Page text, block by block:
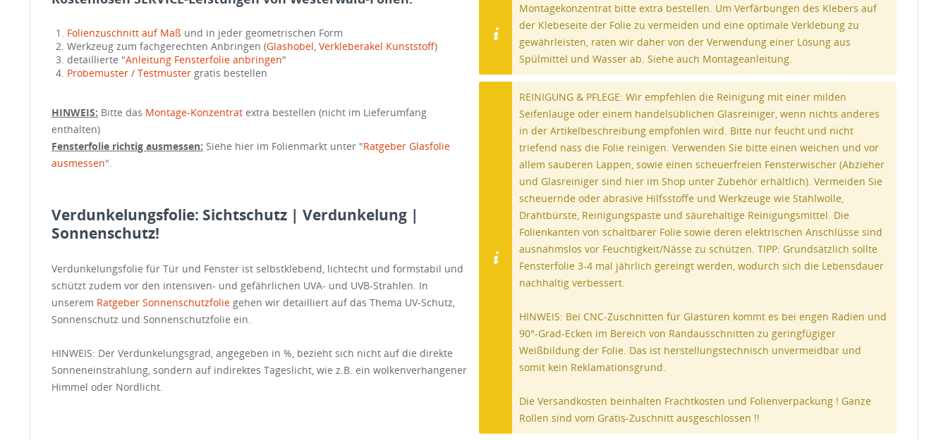
Folienzuschnitt auf Maß und in jeder geometrischen Form
Werkzeug zum fachgerechten Anbringen (Glashobel, Verkleberakel Kunststoff)
detaillierte "Anleitung Fensterfolie anbringen"
Probemuster / Testmuster gratis bestellen
HINWEIS: Bitte das Montage-Konzentrat extra bestellen (nicht im Lieferumfang
enthalten)
Fensterfolie richtig ausmessen: Siehe hier im Folienmarkt unter "Ratgeber Glasfolie
ausmessen".
Verdunkelungsfolie: Sichtschutz | Verdunkelung |
Sonnenschutz!
Verdunkelungsfolie für Tür und Fenster ist selbstklebend, lichtecht und formstabil und
schützt zudem vor den intensiven- und gefährlichen UVA- und UVB-Strahlen. In
unserem Ratgeber Sonnenschutzfolie gehen wir detailliert auf das Thema UV-Schutz,
Sonnenschutz und Sonnenschutzfolie ein.
HINWEIS: Der Verdunkelungsgrad, angegeben in %, bezieht sich nicht auf die direkte
Sonneneinstrahlung, sondern auf indirektes Tageslicht, wie z.B. ein wolkenverhangener
Himmel oder Nordlicht.
Montagekonzentrat bitte extra bestellen. Um Verfärbungen des Klebers auf
der Klebeseite der Folie zu vermeiden und eine optimale Verklebung zu
gewährleisten, raten wir daher von der Verwendung einer Lösung aus
Spülmittel und Wasser ab. Siehe auch Montageanleitung.
REINIGUNG & PFLEGE: Wir empfehlen die Reinigung mit einer milden
Seifenlauge oder einem handelsüblichen Glasreiniger, wenn nichts anderes
in der Artikelbeschreibung empfohlen wird. Bitte nur feucht und nicht
triefend nass die Folie reinigen. Verwenden Sie bitte einen weichen und vor
allem sauberen Lappen, sowie einen scheuerfreien Fensterwischer (Abzieher
und Glasreiniger sind hier im Shop unter Zubehör erhältlich). Vermeiden Sie
scheuernde oder abrasive Hilfsstoffe und Werkzeuge wie Stahlwolle,
Drahtbürste, Reinigungspaste und säurehaltige Reinigungsmittel. Die
Folienkanten von schaltbarer Folie sowie deren elektrischen Anschlüsse sind
ausnahmslos vor Feuchtigkeit/Nässe zu schützen. TIPP: Grundsätzlich sollte
Fensterfolie 3-4 mal jährlich gereingt werden, wodurch sich die Lebensdauer
nachhaltig verbessert.
HINWEIS: Bei CNC-Zuschnitten für Glastüren kommt es bei engen Radien und
90°-Grad-Ecken im Bereich von Randausschnitten zu geringfügiger
Weißbildung der Folie. Das ist herstellungstechnisch unvermeidbar und
somit kein Reklamationsgrund.
Die Versandkosten beinhalten Frachtkosten und Folienverpackung ! Ganze
Rollen sind vom Gratis-Zuschnitt ausgeschlossen !!